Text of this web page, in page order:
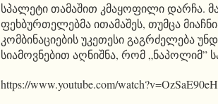
სპალეტი თამაშით კმაყოფილი დარჩა.
ფეხბურთელებმა ითამაშეს, თუმცა
კომბინაციების უკეთესი გაგრძელება
სიამოვნებით აღნიშნა, რომ „ნაპოლიმ”
https://www.youtube.com/